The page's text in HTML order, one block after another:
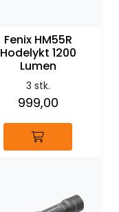
Fenix HM55R
Hodelykt 1200
Lumen
3 stk.
999,00